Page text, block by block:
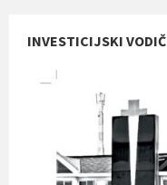
INVESTICIJSKI VODIČ